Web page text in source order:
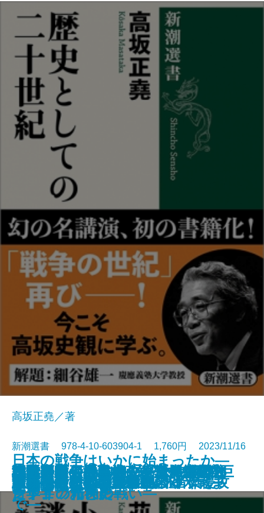
校歌斉唱！―日本人が育んだ学校
文化の謎―
冷戦後の日本外交
「反・東大」の思想史
覇権なき時代の世界地図
本居宣長―「もののあはれ」と
「日本」の発見―
日米同盟の地政学―「5つの死角」
を問い直す―
決断の太平洋戦史―「指揮統帥文
化」からみた軍人たち―
正力ドームvs.NHKタワー―幻の巨
大建築抗争史―
西行―歌と旅と人生―
歴史としての二十世紀
高坂正堯／著
新潮選書 978-4-10-603904-1 1,760円 2023/11/16
書籍電子書籍あり
小林秀雄の謎を解く―『考へるヒ
ント』の精神史―
嫉妬と階級の『源氏物語』
京都―未完の産業都市のゆくえ―
朝鮮半島の歴史―政争と外患の六
百年―
ごまかさないクラシック音楽
日本の戦争はいかに始まったか―
連続講義 日清日露から対米戦ま
で―
源氏物語の世界
沈黙の勇者たち―ユダヤ人を救っ
たドイツ市民の戦い―
欧州戦争としてのウクライナ侵攻
貴族とは何か―ノブレス・オブリ
ージュの光と影―